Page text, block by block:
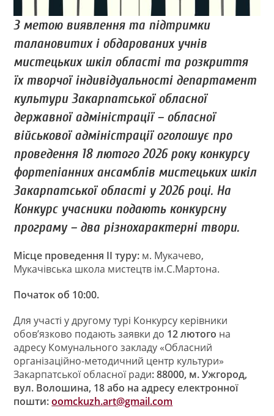
З метою виявлення та підтримки
талановитих і обдарованих учнів
мистецьких шкіл області та розкриття
їх творчої індивідуальності департамент
культури Закарпатської обласної
державної адміністрації – обласної
військової адміністрації оголошує про
проведення 18 лютого 2026 року конкурсу
фортепіанних ансамблів мистецьких шкіл
Закарпатської області у 2026 році. На
Конкурс учасники подають конкурсну
програму – два різнохарактерні твори.
Місце проведення ІІ туру: м. Мукачево,
Мукачівська школа мистецтв ім.С.Мартона.
Початок об 10:00.
Для участі у другому турі Конкурсу керівники
обов’язково подають заявки до 12 лютого на
адресу Комунального закладу «Обласний
організаційно-методичний центр культури»
Закарпатської обласної ради: 88000, м. Ужгород,
вул. Волошина, 18 або на адресу електронної
пошти:oomckuzh.art@gmail.com